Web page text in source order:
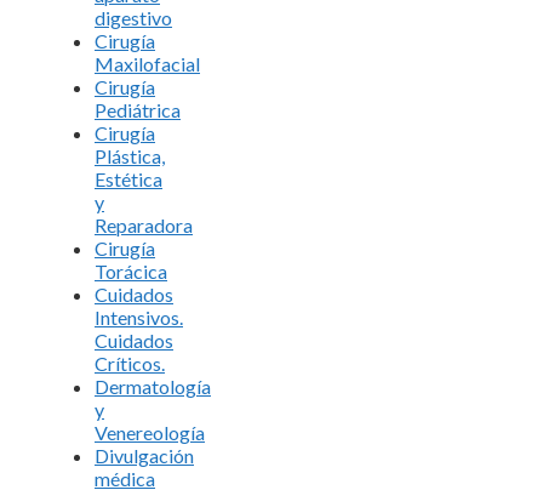
digestivo
Cirugía
Maxilofacial
Cirugía
Pediátrica
Cirugía
Plástica,
Estética
y
Reparadora
Cirugía
Torácica
Cuidados
Intensivos.
Cuidados
Críticos.
Dermatología
y
Venereología
Divulgación
médica